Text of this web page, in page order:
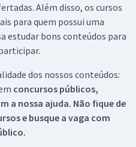
Além disso, os cursos
para quem possui uma
estudar bons conteúdos para
dos nossos conteúdos:
concursos públicos,
a nossa ajuda. Não fique de
e busque a vaga com